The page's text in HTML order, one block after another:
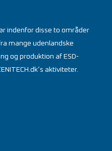
indenfor disse to områder
mange udenlandske
og produktion af ESD-
aktiviteter.